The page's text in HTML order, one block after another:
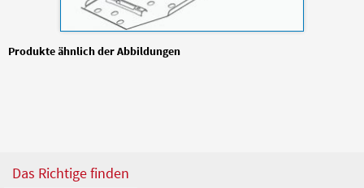
Produkte ähnlich der Abbildungen
Das Richtige finden